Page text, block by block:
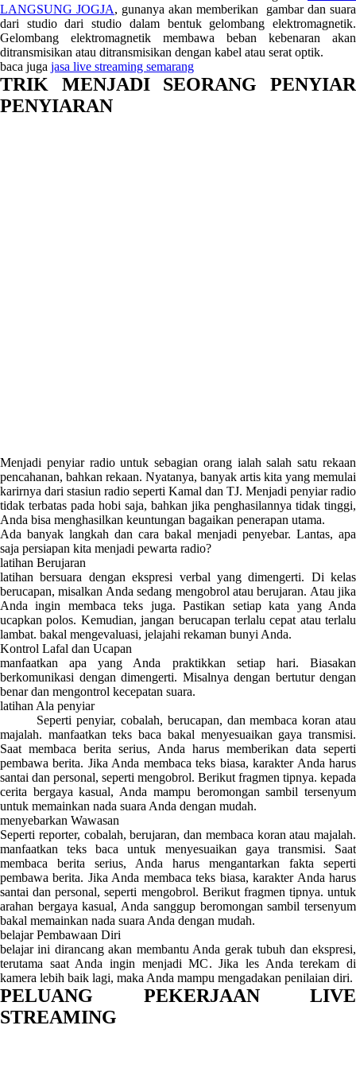
LANGSUNG JOGJA, gunanya akan memberikan gambar dan suara
dari studio dari studio dalam bentuk gelombang elektromagnetik.
Gelombang elektromagnetik membawa beban kebenaran akan
ditransmisikan atau ditransmisikan dengan kabel atau serat optik.
baca juga jasa live streaming semarang
TRIK MENJADI SEORANG PENYIAR
PENYIARAN
Menjadi penyiar radio untuk sebagian orang ialah salah satu rekaan
pencahanan, bahkan rekaan. Nyatanya, banyak artis kita yang memulai
karirnya dari stasiun radio seperti Kamal dan TJ. Menjadi penyiar radio
tidak terbatas pada hobi saja, bahkan jika penghasilannya tidak tinggi,
Anda bisa menghasilkan keuntungan bagaikan penerapan utama.
Ada banyak langkah dan cara bakal menjadi penyebar. Lantas, apa
saja persiapan kita menjadi pewarta radio?
latihan Berujaran
latihan bersuara dengan ekspresi verbal yang dimengerti. Di kelas
berucapan, misalkan Anda sedang mengobrol atau berujaran. Atau jika
Anda ingin membaca teks juga. Pastikan setiap kata yang Anda
ucapkan polos. Kemudian, jangan berucapan terlalu cepat atau terlalu
lambat. bakal mengevaluasi, jelajahi rekaman bunyi Anda.
Kontrol Lafal dan Ucapan
manfaatkan apa yang Anda praktikkan setiap hari. Biasakan
berkomunikasi dengan dimengerti. Misalnya dengan bertutur dengan
benar dan mengontrol kecepatan suara.
latihan Ala penyiar
Seperti penyiar, cobalah, berucapan, dan membaca koran atau
majalah. manfaatkan teks baca bakal menyesuaikan gaya transmisi.
Saat membaca berita serius, Anda harus memberikan data seperti
pembawa berita. Jika Anda membaca teks biasa, karakter Anda harus
santai dan personal, seperti mengobrol. Berikut fragmen tipnya. kepada
cerita bergaya kasual, Anda mampu beromongan sambil tersenyum
untuk memainkan nada suara Anda dengan mudah.
menyebarkan Wawasan
Seperti reporter, cobalah, berujaran, dan membaca koran atau majalah.
manfaatkan teks baca untuk menyesuaikan gaya transmisi. Saat
membaca berita serius, Anda harus mengantarkan fakta seperti
pembawa berita. Jika Anda membaca teks biasa, karakter Anda harus
santai dan personal, seperti mengobrol. Berikut fragmen tipnya. untuk
arahan bergaya kasual, Anda sanggup beromongan sambil tersenyum
bakal memainkan nada suara Anda dengan mudah.
belajar Pembawaan Diri
belajar ini dirancang akan membantu Anda gerak tubuh dan ekspresi,
terutama saat Anda ingin menjadi MC. Jika les Anda terekam di
kamera lebih baik lagi, maka Anda mampu mengadakan penilaian diri.
PELUANG PEKERJAAN LIVE
STREAMING